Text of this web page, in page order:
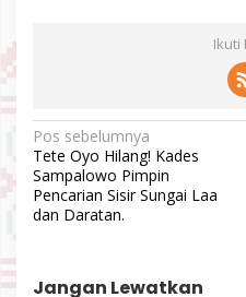
Ikuti
N
a
v
i
Pos sebelumnya
Tete Oyo Hilang! Kades
Sampalowo Pimpin
Pencarian Sisir Sungai Laa
dan Daratan.
Jangan Lewatkan